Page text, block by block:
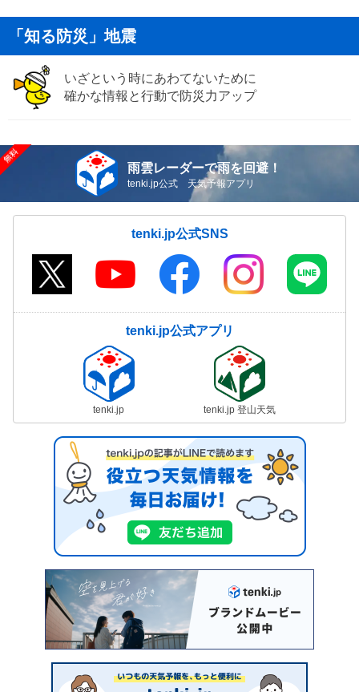
「知る防災」地震
いざという時にあわてないために
確かな情報と行動で防災力アップ
雨雲レーダーで雨を回避！
tenki.jp公式 天気予報アプリ
tenki.jp公式SNS
tenki.jp公式アプリ
tenki.jp tenki.jp 登山天気